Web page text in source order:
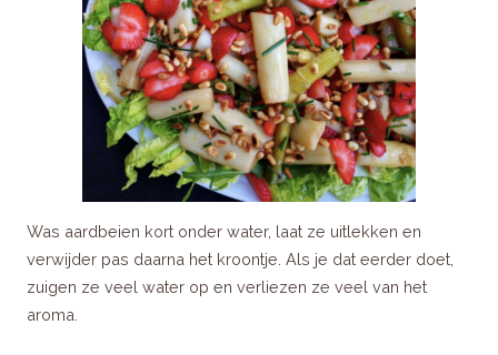
Was aardbeien kort onder water, laat ze uitlekken en
verwijder pas daarna het kroontje. Als je dat eerder doet,
zuigen ze veel water op en verliezen ze veel van het
aroma.